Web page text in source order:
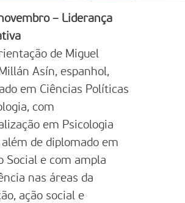
– Liderança
de Miguel
Asín, espanhol,
em Ciências Políticas
com
em Psicologia
além de diplomado em
Social e com ampla
nas áreas da
ação social e